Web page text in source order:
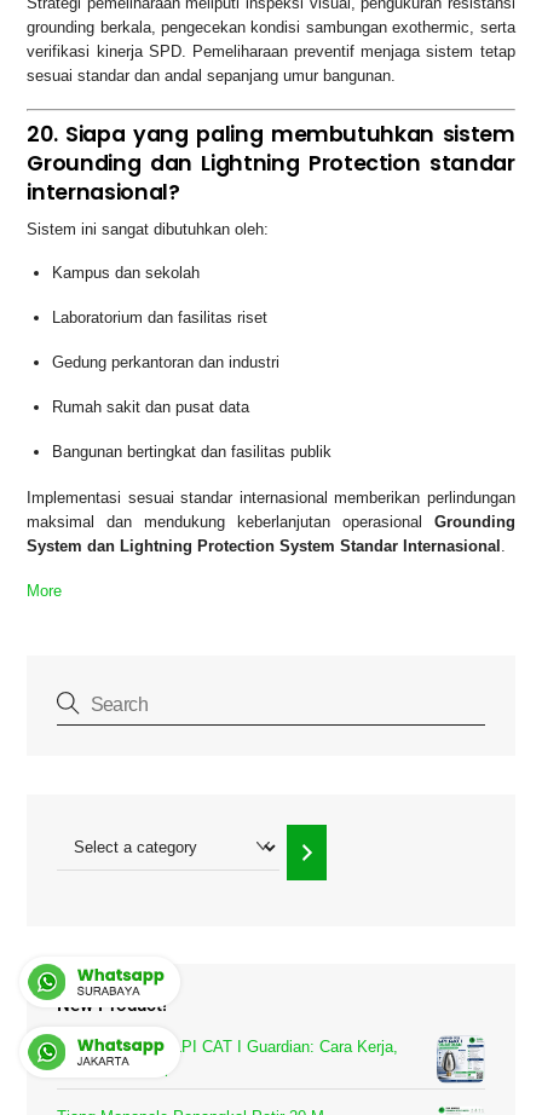
grounding berkala, pengecekan kondisi sambungan exothermic, serta
verifikasi kinerja SPD. Pemeliharaan preventif menjaga sistem tetap
sesuai standar dan andal sepanjang umur bangunan.
20. Siapa yang paling membutuhkan sistem
Grounding dan Lightning Protection standar
internasional?
Sistem ini sangat dibutuhkan oleh:
Kampus dan sekolah
Laboratorium dan fasilitas riset
Gedung perkantoran dan industri
Rumah sakit dan pusat data
Bangunan bertingkat dan fasilitas publik
Implementasi sesuai standar internasional memberikan perlindungan
maksimal dan mendukung keberlanjutan operasional Grounding
System dan Lightning Protection System Standar Internasional .
More
New Product!
Penangkal Petir LPI CAT I Guardian: Cara Kerja,
Radius Proteksi